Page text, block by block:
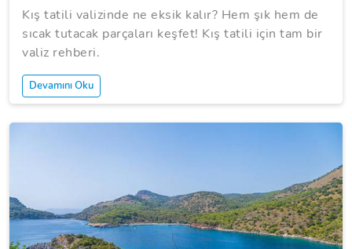
Kış tatili valizinde ne eksik kalır? Hem şık hem de
sıcak tutacak parçaları keşfet! Kış tatili için tam bir
valiz rehberi.
Devamını Oku